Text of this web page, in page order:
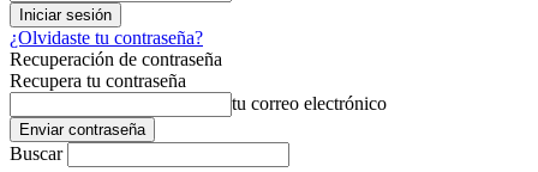
¿Olvidaste tu contraseña?
Recuperación de contraseña
Recupera tu contraseña
tu correo electrónico
Buscar